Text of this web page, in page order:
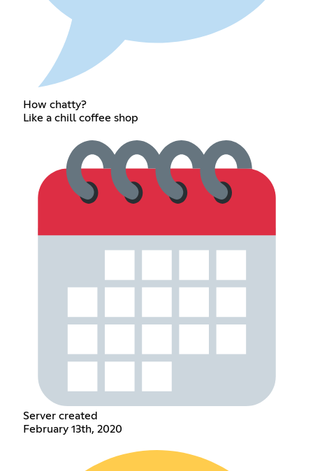
How chatty?
Like a chill coffee shop
Server created
February 13th, 2020